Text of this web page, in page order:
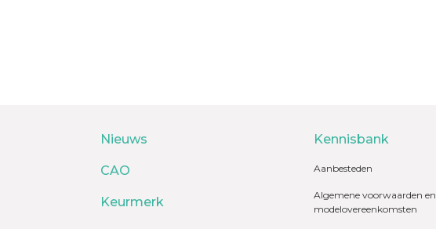
Nieuws
CAO
Keurmerk
Kennisbank
Aanbesteden
Algemene voorwaarden en
modelovereenkomsten